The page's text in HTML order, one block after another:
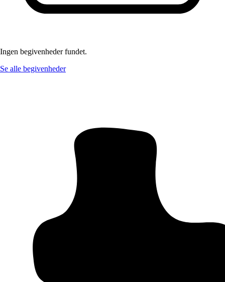
Ingen begivenheder fundet.
Se alle begivenheder